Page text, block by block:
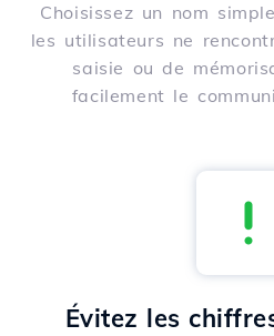
Choisissez un nom
les utilisateurs ne
saisie ou de
facilement le
Évitez les